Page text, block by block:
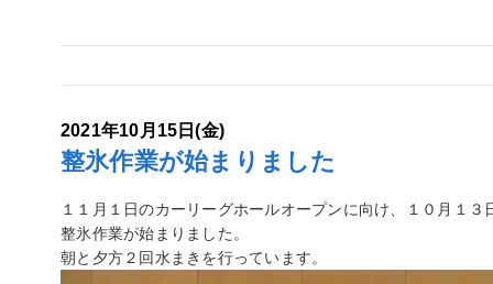
2021年10月15日(金)
整氷作業が始まりました
１１月１日のカーリーグホールオープンに向け、１０月１３
整氷作業が始まりました。
朝と夕方２回水まきを行っています。